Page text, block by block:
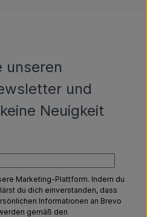
unseren
und
Neuigkeit
Marketing-Plattform. Indem du
du dich einverstanden, dass
Informationen an Brevo
gemäß den